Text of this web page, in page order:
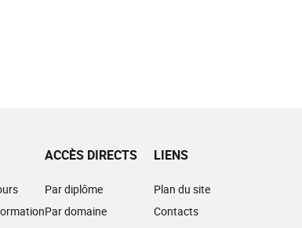
ACCÈS DIRECTS
Par diplôme
Par domaine
LIENS
Plan du site
Contacts